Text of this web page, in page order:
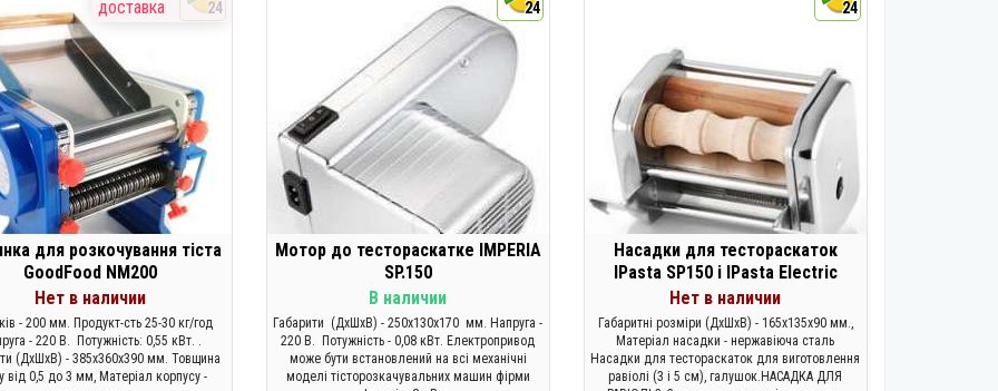
доставка
24
для розкочування тіста
GoodFood NM200
Нет в наличии
- 200 мм. Продукт-сть 25-30 кг/год
- 220 В. Потужність: 0,55 кВт. .
(ДхШхВ) - 385x360x390 мм. Товщина
від 0,5 до 3 мм, Матеріал корпусу -
24
Мотор до тестораскатке IMPERIA
SP.150
В наличии
Габарити (ДхШхВ) - 250x130x170 мм. Напруга -
220 В. Потужність - 0,08 кВт. Електропривод
може бути встановлений на всі механічні
моделі тісторозкачувальних машин фірми
24
Насадки для тестораскаток
IPasta SP150 і IPasta Electric
Нет в наличии
Габаритні розміри (ДхШхВ) - 165х135х90 мм.,
Матеріал насадки - нержавіюча сталь
Насадки для тестораскаток для виготовлення
равіолі (3 і 5 см), галушок.НАСАДКА ДЛЯ